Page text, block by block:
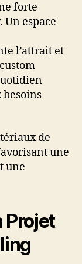
forte
espace
l’attrait et
besoins
de
une
une
Projet